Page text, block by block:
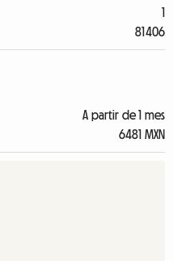
1
81406
A partir de 1 mes
6481 MXN